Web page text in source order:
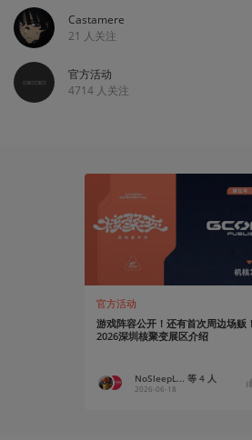
Castamere
21 人关注
官方活动
4714 人关注
官方活动
游戏阵容公开！还有首次周边场贩
2026深圳核聚变展区介绍
NoSleepL... 等 4 人
2026-06-18